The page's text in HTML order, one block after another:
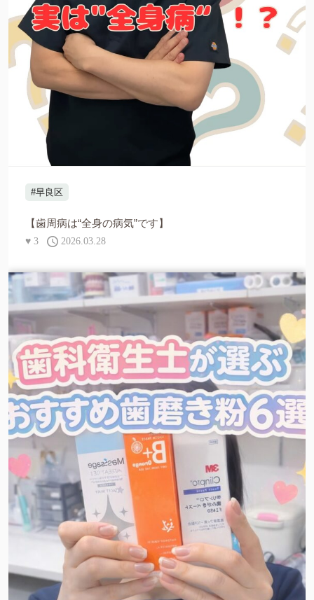
#早良区
【歯周病は“全身の病気”です】
♥ 3 2026.03.28